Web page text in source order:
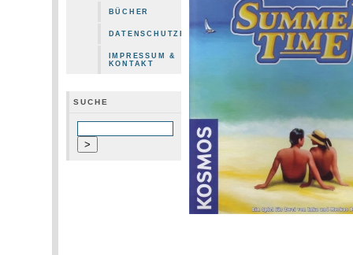
BÜCHER
DATENSCHUTZERKLÄRUNG
IMPRESSUM &
KONTAKT
SUCHE